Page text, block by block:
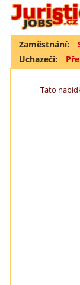
Zaměstnání:
Uchazeči:
Tato